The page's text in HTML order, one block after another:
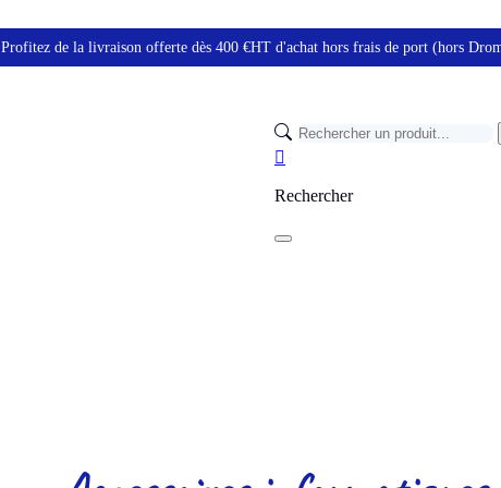
Profitez de la livraison offerte dès 400 €HT d'achat hors frais de port (hors

Rechercher